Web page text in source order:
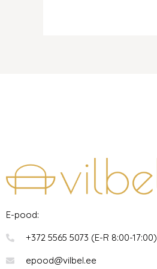
E-pood:
+372 5565 5073 (E-R 8:00-17:00)
epood@vilbel.ee